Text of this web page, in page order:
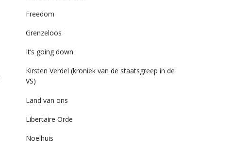
Freedom
Grenzeloos
It’s going down
Kirsten Verdel (kroniek van de staatsgreep in de
VS)
Land van ons
Libertaire Orde
Noelhuis